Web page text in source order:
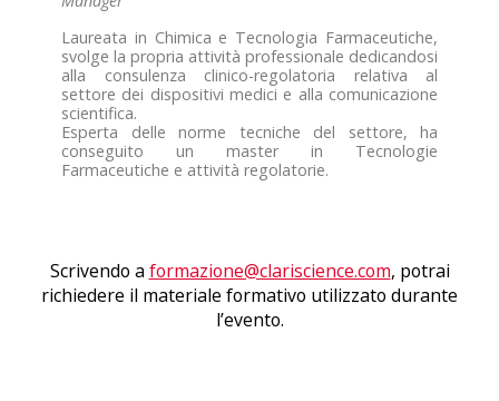
Laureata in Chimica e Tecnologia Farmaceutiche,
svolge la propria attività professionale dedicandosi
alla consulenza clinico-regolatoria relativa al
settore dei dispositivi medici e alla comunicazione
scientifica.
Esperta delle norme tecniche del settore, ha
conseguito un master in Tecnologie
Farmaceutiche e attività regolatorie.
Scrivendo a formazione@clariscience.com, potrai
richiedere il materiale formativo utilizzato durante
l’evento.